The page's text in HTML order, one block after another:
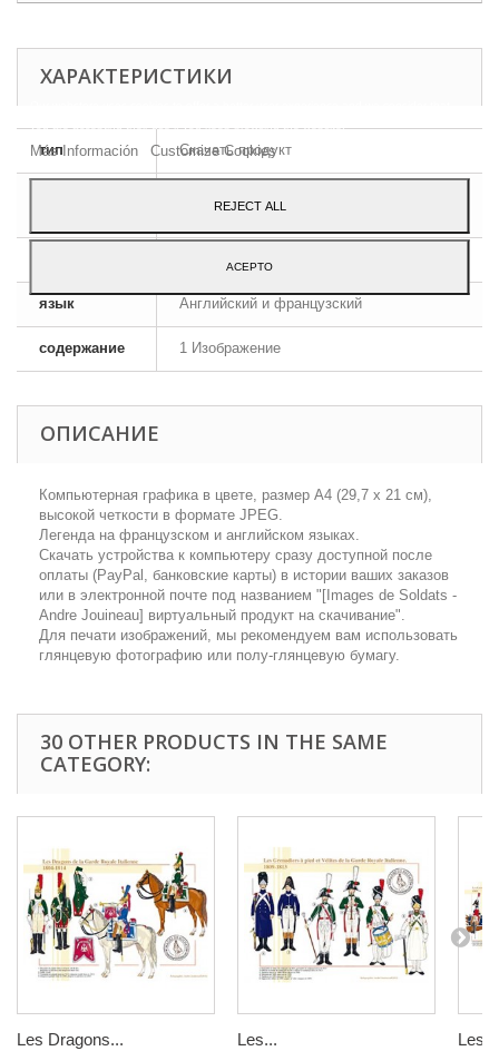
ХАРАКТЕРИСТИКИ
тип Скачать продукт
JPEG HD
A4 - 29,7 x 21 cm
язык Английский и французский
содержание 1 Изображение
ОПИСАНИЕ
Компьютерная графика в цвете, размер А4 (29,7 х 21 см),
высокой четкости в формате JPEG.
Легенда на французском и английском языках.
Скачать устройства к компьютеру сразу доступной после
оплаты (PayPal, банковские карты) в истории ваших заказов
или в электронной почте под названием "[Images de Soldats -
Аndre Jouineau] виртуальный продукт на скачивание".
Для печати изображений, мы рекомендуем вам использовать
глянцевую фотографию или полу-глянцевую бумагу.
30 OTHER PRODUCTS IN THE SAME
CATEGORY:
Les Dragons... Les... Les
Más Información Customize Cookies
REJECT ALL
ACEPTO